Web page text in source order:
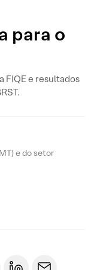
para o
FIQE e resultados
e do setor